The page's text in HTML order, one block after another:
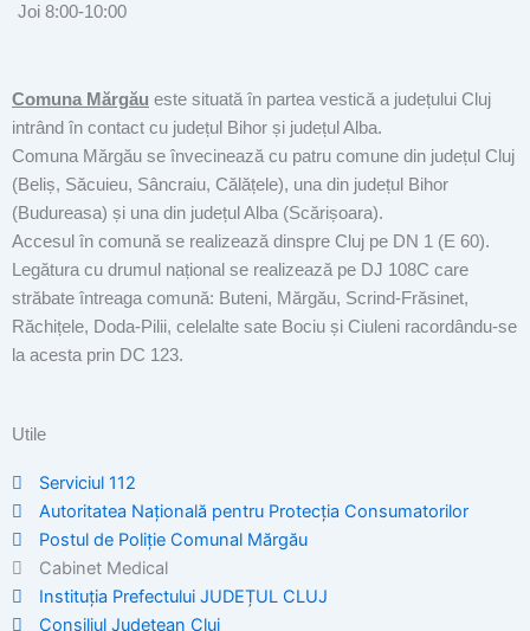
Joi 8:00-10:00
Comuna Mărgău este situată în partea vestică a județului Cluj
intrând în contact cu județul Bihor și județul Alba.
Comuna Mărgău se învecinează cu patru comune din județul Cluj
(Beliș, Săcuieu, Sâncraiu, Călățele), una din județul Bihor
(Budureasa) și una din județul Alba (Scărișoara).
Accesul în comună se realizează dinspre Cluj pe DN 1 (E 60).
Legătura cu drumul național se realizează pe DJ 108C care
străbate întreaga comună: Buteni, Mărgău, Scrind-Frăsinet,
Răchițele, Doda-Pilii, celelalte sate Bociu și Ciuleni racordându-se
la acesta prin DC 123.
Utile
Serviciul 112
Autoritatea Națională pentru Protecția Consumatorilor
Postul de Poliţie Comunal Mărgău
Cabinet Medical
Instituția Prefectului JUDEȚUL CLUJ
Consiliul Județean Cluj